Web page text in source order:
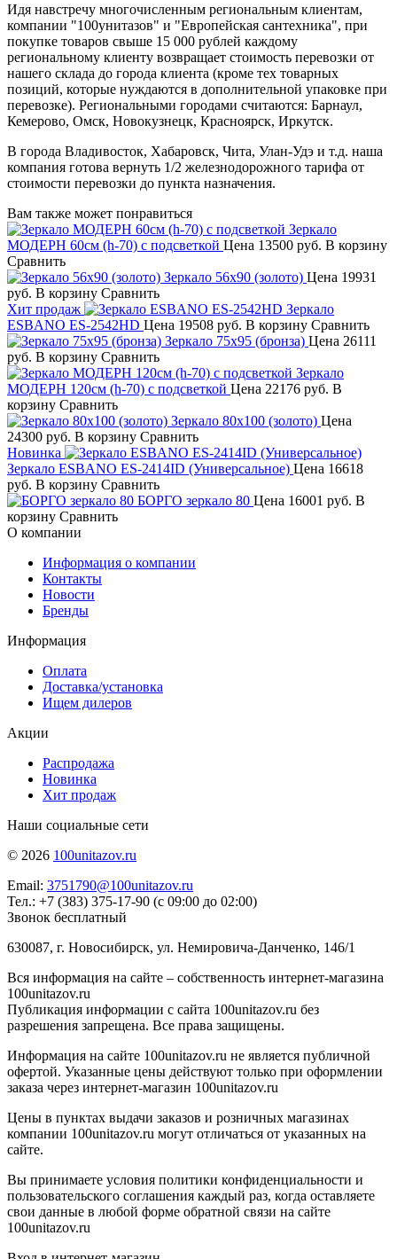
Идя навстречу многочисленным региональным клиентам,
компании "100унитазов" и "Европейская сантехника", при
покупке товаров свыше 15 000 рублей каждому
региональному клиенту возвращает стоимость перевозки от
нашего склада до города клиента (кроме тех товарных
позиций, которые нуждаются в дополнительной упаковке при
перевозке). Региональными городами считаются: Барнаул,
Кемерово, Омск, Новокузнецк, Красноярск, Иркутск.
В города Владивосток, Хабаровск, Чита, Улан-Удэ и т.д. наша
компания готова вернуть 1/2 железнодорожного тарифа от
стоимости перевозки до пункта назначения.
Вам также может понравиться
Зеркало
МОДЕРН 60см (h-70) с подсветкой Цена 13500 руб. В корзину
Сравнить
Зеркало 56х90 (золото) Цена 19931
руб. В корзину Сравнить
Хит продаж
Зеркало
ESBANO ES-2542HD Цена 19508 руб. В корзину Сравнить
Зеркало 75х95 (бронза) Цена 26111
руб. В корзину Сравнить
Зеркало
МОДЕРН 120см (h-70) с подсветкой Цена 22176 руб. В
корзину Сравнить
Зеркало 80х100 (золото) Цена
24300 руб. В корзину Сравнить
Новинка
Зеркало ESBANO ES-2414ID (Универсальное) Цена 16618
руб. В корзину Сравнить
БОРГО зеркало 80 Цена 16001 руб. В
корзину Сравнить
О компании
Информация о компании
Контакты
Новости
Бренды
Информация
Оплата
Доставка/установка
Ищем дилеров
Акции
Распродажа
Новинка
Хит продаж
Наши социальные сети
© 2026 100unitazov.ru
Email: 3751790@100unitazov.ru
Тел.: +7 (383) 375-17-90 (с 09:00 до 02:00)
Звонок бесплатный
630087, г. Новосибирск, ул. Немировича-Данченко, 146/1
Вся информация на сайте – собственность интернет-магазина
100unitazov.ru
Публикация информации с сайта 100unitazov.ru без
разрешения запрещена. Все права защищены.
Информация на сайте 100unitazov.ru не является публичной
офертой. Указанные цены действуют только при оформлении
заказа через интернет-магазин 100unitazov.ru
Цены в пунктах выдачи заказов и розничных магазинах
компании 100unitazov.ru могут отличаться от указанных на
сайте.
Вы принимаете условия политики конфиденциальности и
пользовательского соглашения каждый раз, когда оставляете
свои данные в любой форме обратной связи на сайте
100unitazov.ru